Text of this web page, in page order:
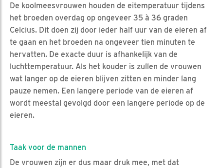
De koolmeesvrouwen houden de eitemperatuur tijdens
het broeden overdag op ongeveer 35 à 36 graden
Celcius. Dit doen zij door ieder half uur van de eieren af
te gaan en het broeden na ongeveer tien minuten te
hervatten. De exacte duur is afhankelijk van de
luchttemperatuur. Als het kouder is zullen de vrouwen
wat langer op de eieren blijven zitten en minder lang
pauze nemen. Een langere periode van de eieren af
wordt meestal gevolgd door een langere periode op de
eieren.
Taak voor de mannen
De vrouwen zijn er dus maar druk mee, met dat